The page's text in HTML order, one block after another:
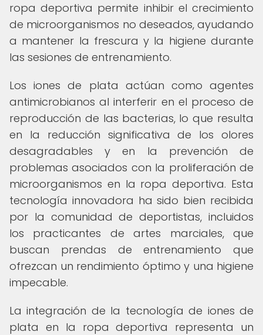
ropa deportiva permite inhibir el crecimiento
de microorganismos no deseados, ayudando
a mantener la frescura y la higiene durante
las sesiones de entrenamiento.
Los iones de plata actúan como agentes
antimicrobianos al interferir en el proceso de
reproducción de las bacterias, lo que resulta
en la reducción significativa de los olores
desagradables y en la prevención de
problemas asociados con la proliferación de
microorganismos en la ropa deportiva. Esta
tecnología innovadora ha sido bien recibida
por la comunidad de deportistas, incluidos
los practicantes de artes marciales, que
buscan prendas de entrenamiento que
ofrezcan un rendimiento óptimo y una higiene
impecable.
La integración de la tecnología de iones de
plata en la ropa deportiva representa un